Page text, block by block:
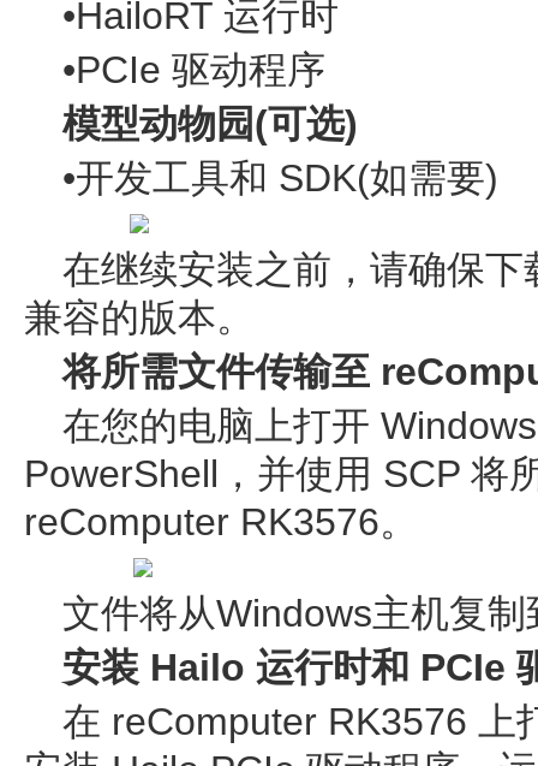
•HailoRT 运行时
•PCIe 驱动程序
模型动物园(可选)
•开发工具和 SDK(如需要)
在继续安装之前，请确保
兼容的版本。
将所需文件传输至
在您的电脑上打开
PowerShell，并使用 SCP 将
reComputer RK3576。
文件将从Windows主机复
安装 Hailo 运行时和 PCIe
在 reComputer RK3576 上